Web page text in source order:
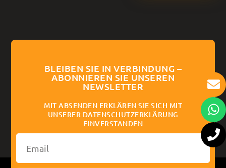
BLEIBEN SIE IN VERBINDUNG –
ABONNIEREN SIE UNSEREN
NEWSLETTER
MIT ABSENDEN ERKLÄREN SIE SICH MIT
UNSERER DATENSCHUTZERKLÄRUNG
EINVERSTANDEN